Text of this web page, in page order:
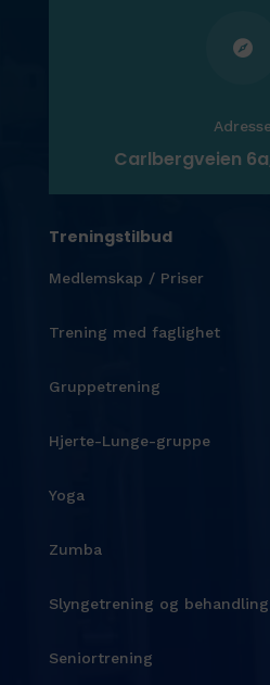

Carlbergveien 6a,
Treningstilbud
Medlemskap / Priser
Trening med faglighet
Gruppetrening
Hjerte-Lunge-gruppe
Yoga
Zumba
Slyngetrening og behandling
Seniortrening